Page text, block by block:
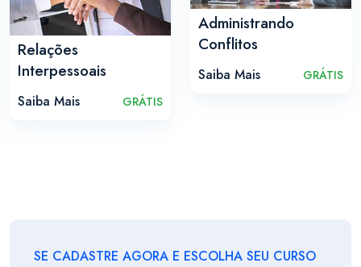
Relações
Interpessoais
Saiba Mais GRÁTIS
Administrando
Conflitos
Saiba Mais GRÁTIS
SE CADASTRE AGORA E ESCOLHA SEU CURSO